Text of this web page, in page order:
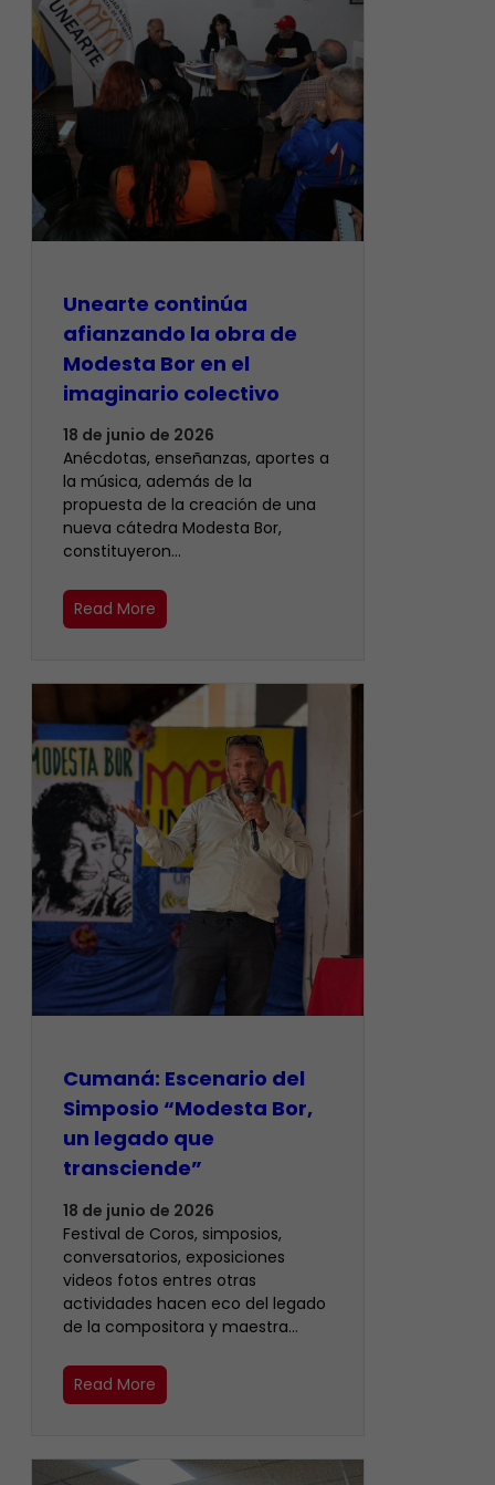
Unearte continúa
afianzando la obra de
Modesta Bor en el
imaginario colectivo
18 de junio de 2026
Anécdotas, enseñanzas, aportes a
la música, además de la
propuesta de la creación de una
nueva cátedra Modesta Bor,
constituyeron…
Read More
Cumaná: Escenario del
Simposio “Modesta Bor,
un legado que
transciende”
18 de junio de 2026
Festival de Coros, simposios,
conversatorios, exposiciones
videos fotos entres otras
actividades hacen eco del legado
de la compositora y maestra…
Read More